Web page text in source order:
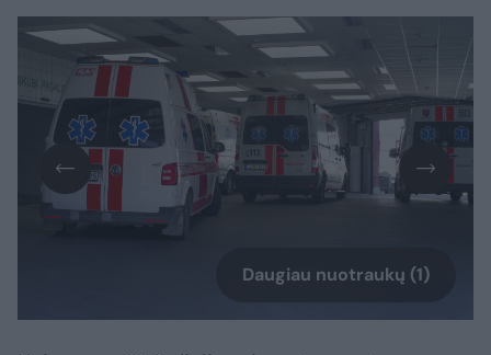
Daugiau nuotraukų (1)